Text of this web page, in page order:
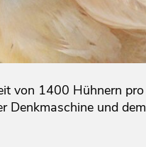
von 1400 Hühnern pro
Denkmaschine und dem